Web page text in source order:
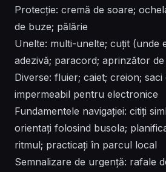
Protecție: cremă de soare;
de buze; pălărie
Unelte: multi-unelte; cuțit (unde
adezivă; paracord; aprinzător
Diverse: fluier; caiet; creion; saci
impermeabil pentru electronice
Fundamentele navigației: citiți
orientați folosind busola;
ritmul; practicați în parcul local
Semnalizare de urgență: rafale